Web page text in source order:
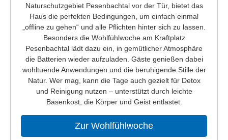
Naturschutzgebiet Pesenbachtal vor der Tür, bietet das
Haus die perfekten Bedingungen, um einfach einmal
„offline zu gehen“ und alle Pflichten hinter sich zu lassen.
Besonders die Wohlfühlwoche am Kraftplatz
Pesenbachtal lädt dazu ein, in gemütlicher Atmosphäre
die Batterien wieder aufzuladen. Gäste genießen dabei
wohltuende Anwendungen und die beruhigende Stille der
Natur. Wer mag, kann die Tage auch gezielt für Detox
und Reinigung nutzen – unterstützt durch leichte
Basenkost, die Körper und Geist entlastet.
Zur Wohlfühlwoche